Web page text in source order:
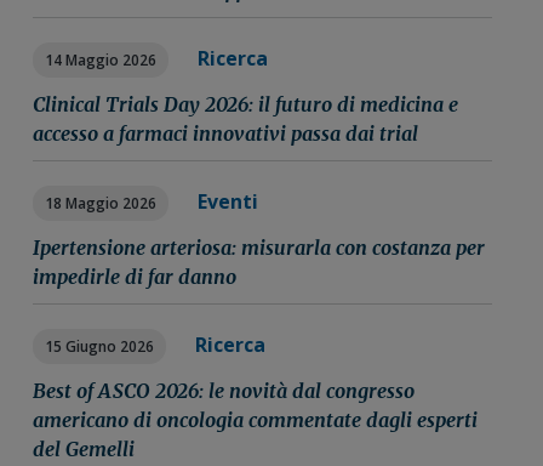
14 Maggio 2026 Ricerca
Clinical Trials Day 2026: il futuro di medicina e
accesso a farmaci innovativi passa dai trial
18 Maggio 2026 Eventi
Ipertensione arteriosa: misurarla con costanza per
impedirle di far danno
15 Giugno 2026 Ricerca
Best of ASCO 2026: le novità dal congresso
americano di oncologia commentate dagli esperti
del Gemelli